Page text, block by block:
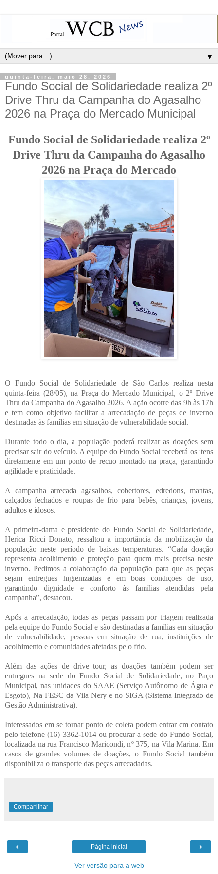
▼
quinta-feira, maio 28, 2026
Fundo Social de Solidariedade realiza 2º
Drive Thru da Campanha do Agasalho
2026 na Praça do Mercado Municipal
Fundo Social de Solidariedade realiza 2º
Drive Thru da Campanha do Agasalho
2026 na Praça do Mercado
O Fundo Social de Solidariedade de São Carlos realiza nesta
quinta-feira (28/05), na Praça do Mercado Municipal, o 2º Drive
Thru da Campanha do Agasalho 2026. A ação ocorre das 9h às 17h
e tem como objetivo facilitar a arrecadação de peças de inverno
destinadas às famílias em situação de vulnerabilidade social.
Durante todo o dia, a população poderá realizar as doações sem
precisar sair do veículo. A equipe do Fundo Social receberá os itens
diretamente em um ponto de recuo montado na praça, garantindo
agilidade e praticidade.
A campanha arrecada agasalhos, cobertores, edredons, mantas,
calçados fechados e roupas de frio para bebês, crianças, jovens,
adultos e idosos.
A primeira-dama e presidente do Fundo Social de Solidariedade,
Herica Ricci Donato, ressaltou a importância da mobilização da
população neste período de baixas temperaturas. “Cada doação
representa acolhimento e proteção para quem mais precisa neste
inverno. Pedimos a colaboração da população para que as peças
sejam entregues higienizadas e em boas condições de uso,
garantindo dignidade e conforto às famílias atendidas pela
campanha”, destacou.
Após a arrecadação, todas as peças passam por triagem realizada
pela equipe do Fundo Social e são destinadas a famílias em situação
de vulnerabilidade, pessoas em situação de rua, instituições de
acolhimento e comunidades afetadas pelo frio.
Além das ações de drive tour, as doações também podem ser
entregues na sede do Fundo Social de Solidariedade, no Paço
Municipal, nas unidades do SAAE (Serviço Autônomo de Água e
Esgoto), Na FESC da Vila Nery e no SIGA (Sistema Integrado de
Gestão Administrativa).
Interessados em se tornar ponto de coleta podem entrar em contato
pelo telefone (16) 3362-1014 ou procurar a sede do Fundo Social,
localizada na rua Francisco Maricondi, nº 375, na Vila Marina. Em
casos de grandes volumes de doações, o Fundo Social também
disponibiliza o transporte das peças arrecadadas.
Compartilhar
‹ ›
Página inicial
Ver versão para a web